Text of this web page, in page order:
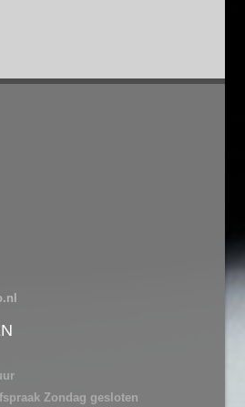
Zondag gesloten